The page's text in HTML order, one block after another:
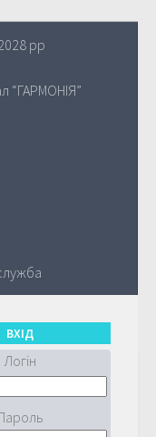
рр
“ГАРМОНІЯ”
ВХІД
Логін